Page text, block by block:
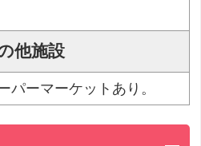
他施設
パーマーケットあり。